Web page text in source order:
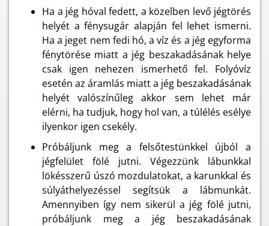
Ha a jég hóval fedett, a közelben levő jégtörés
helyét a fénysugár alapján fel lehet ismerni.
Ha a jeget nem fedi hó, a víz és a jég egyforma
fénytörése miatt a jég beszakadásának helye
csak igen nehezen ismerhető fel. Folyóvíz
esetén az áramlás miatt a jég beszakadásának
helyét valószínűleg akkor sem lehet már
elérni, ha tudjuk, hogy hol van, a túlélés esélye
ilyenkor igen csekély.
Próbáljunk meg a felsőtestünkkel újból a
jégfelület fölé jutni. Végezzünk lábunkkal
lökésszerű úszó mozdulatokat, a karunkkal és
súlyáthelyezéssel segítsük a lábmunkát.
Amennyiben így nem sikerül a jég fölé jutni,
próbáljunk meg a jég beszakadásának